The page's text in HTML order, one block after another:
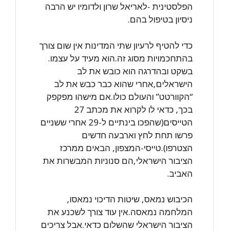
הפלסטינית -לאריאל שרון ולדומיו יש הרבה
ניסיון בטיפול בהם.
כדי להטיף לרעיון שתי המדינות אין שום צורך
בהתחכמויות מסוג זה.הוא מעיד על עצמו.
בשקט ובהדרגה הוא כובש את לב
הישראלים,אחרי שהוא כבר כבש את לב
“הקוורטט” והעולם כולו.אם מישהו מפקפק
בכך, כדאי לו לקרוא את מכתב 27
הטייסים(שהפכו בינתיים ל-29 אחרי ששניים
פרשו תחת לחץ וארבעה חדשים
הצטרפו).טייסי-המצפון, הבאים ממרכז
הציבור הישראלי,הם סנוניות המבשרות את
האביב.
הכיבוש נמאס, שיטות הדיכוי נמאסו,
המלחמה נמאסה.אין עוד צורך לשכנע את
הציבור הישראלי שהשלום כדאי.אבל צריכים